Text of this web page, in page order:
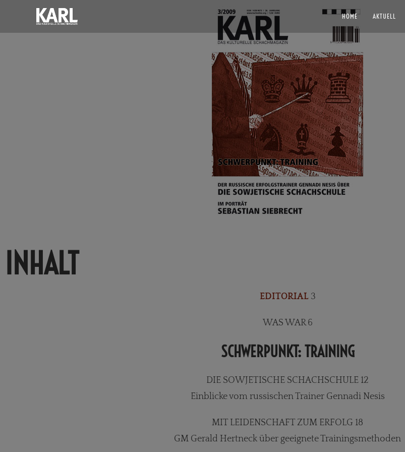
HOME AKTUELL
INHALT
EDITORIAL 3
WAS WAR 6
SCHWERPUNKT: TRAINING
DIE SOWJETISCHE SCHACHSCHULE 12
Einblicke vom russischen Trainer Gennadi Nesis
MIT LEIDENSCHAFT ZUM ERFOLG 18
GM Gerald Hertneck über geeignete Trainingsmethoden